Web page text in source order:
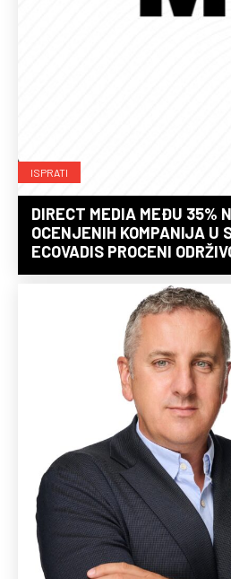
ISPRATI
DIRECT MEDIA MEĐU 35%
OCENJENIH KOMPANIJA U
ECOVADIS PROCENI